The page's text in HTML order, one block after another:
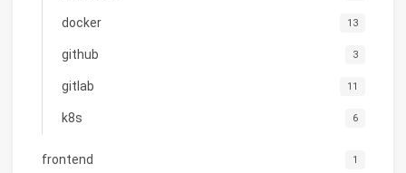
docker 13
github 3
gitlab 11
k8s 6
frontend 1